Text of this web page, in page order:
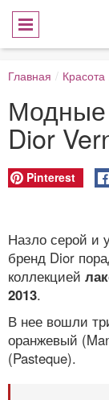
Главная / Красота
Модные
Dior
Pinterest
Назло серой и
бренд Dior
коллекцией
2013.
В нее вошли
оранжевый
(Pasteque).